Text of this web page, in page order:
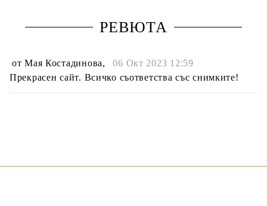
РЕВЮТА
отМая Костадинова,
06 Окт 2023 12:59
Прекрасен сайт. Всичко съответства със снимките!